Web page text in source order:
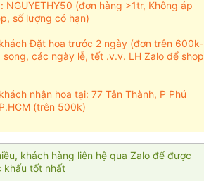
(đơn hàng >1tr, Không áp
số lượng có hạn)
Đặt hoa trước 2 ngày (đơn trên 600k-
các ngày lễ, tết .v.v. LH Zalo để shop
nhận hoa tại: 77 Tân Thành, P Phú
(trên 500k)
khách hàng liên hệ qua Zalo để được
khấu tốt nhất